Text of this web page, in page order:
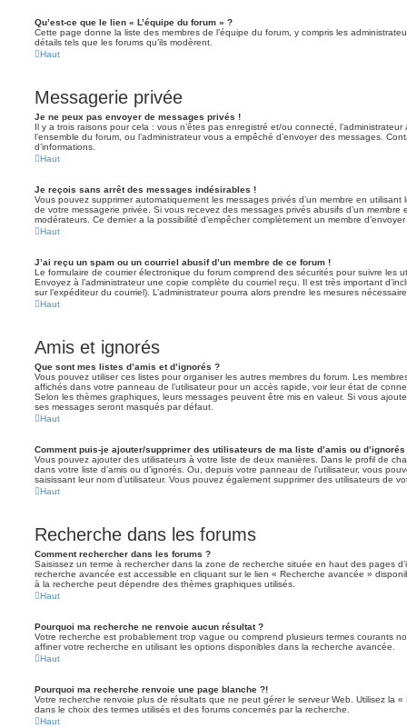
Qu’est-ce que le lien « L’équipe du forum » ?
Cette page donne la liste des membres de l’équipe du forum, y compris les
détails tels que les forums qu’ils modèrent.
Haut
Messagerie privée
Je ne peux pas envoyer de messages privés !
Il y a trois raisons pour cela : vous n’êtes pas enregistré et/ou connecté,
l’ensemble du forum, ou l’administrateur vous a empêché d’envoyer des messages.
d’informations.
Haut
Je reçois sans arrêt des messages indésirables !
Vous pouvez supprimer automatiquement les messages privés d’un membre en
de votre messagerie privée. Si vous recevez des messages privés abusifs d’un membre
modérateurs. Ce dernier a la possibilité d’empêcher complètement un membre
Haut
J’ai reçu un spam ou un courriel abusif d’un membre de ce forum !
Le formulaire de courrier électronique du forum comprend des sécurités pour suivre les
Envoyez à l’administrateur une copie complète du courriel reçu. Il est très important
sur l’expéditeur du courriel). L’administrateur pourra alors prendre les mesures
Haut
Amis et ignorés
Que sont mes listes d’amis et d’ignorés ?
Vous pouvez utiliser ces listes pour organiser les autres membres du forum. Les
affichés dans votre panneau de l’utilisateur pour un accès rapide, voir leur état de
Selon les thèmes graphiques, leurs messages peuvent être mis en valeur. Si vous
ses messages seront masqués par défaut.
Haut
Comment puis-je ajouter/supprimer des utilisateurs de ma liste d’amis ou d’ignorés
Vous pouvez ajouter des utilisateurs à votre liste de deux manières. Dans le profil de
dans votre liste d’amis ou d’ignorés. Ou, depuis votre panneau de l’utilisateur, vous
saisissant leur nom d’utilisateur. Vous pouvez également supprimer des utilisateurs de
Haut
Recherche dans les forums
Comment rechercher dans les forums ?
Saisissez un terme à rechercher dans la zone de recherche située en haut des pages
recherche avancée est accessible en cliquant sur le lien « Recherche avancée »
à la recherche peut dépendre des thèmes graphiques utilisés.
Haut
Pourquoi ma recherche ne renvoie aucun résultat ?
Votre recherche est probablement trop vague ou comprend plusieurs termes courants
affiner votre recherche en utilisant les options disponibles dans la recherche avancée.
Haut
Pourquoi ma recherche renvoie une page blanche ?!
Votre recherche renvoie plus de résultats que ne peut gérer le serveur Web. Utilisez la
dans le choix des termes utilisés et des forums concernés par la recherche.
Haut